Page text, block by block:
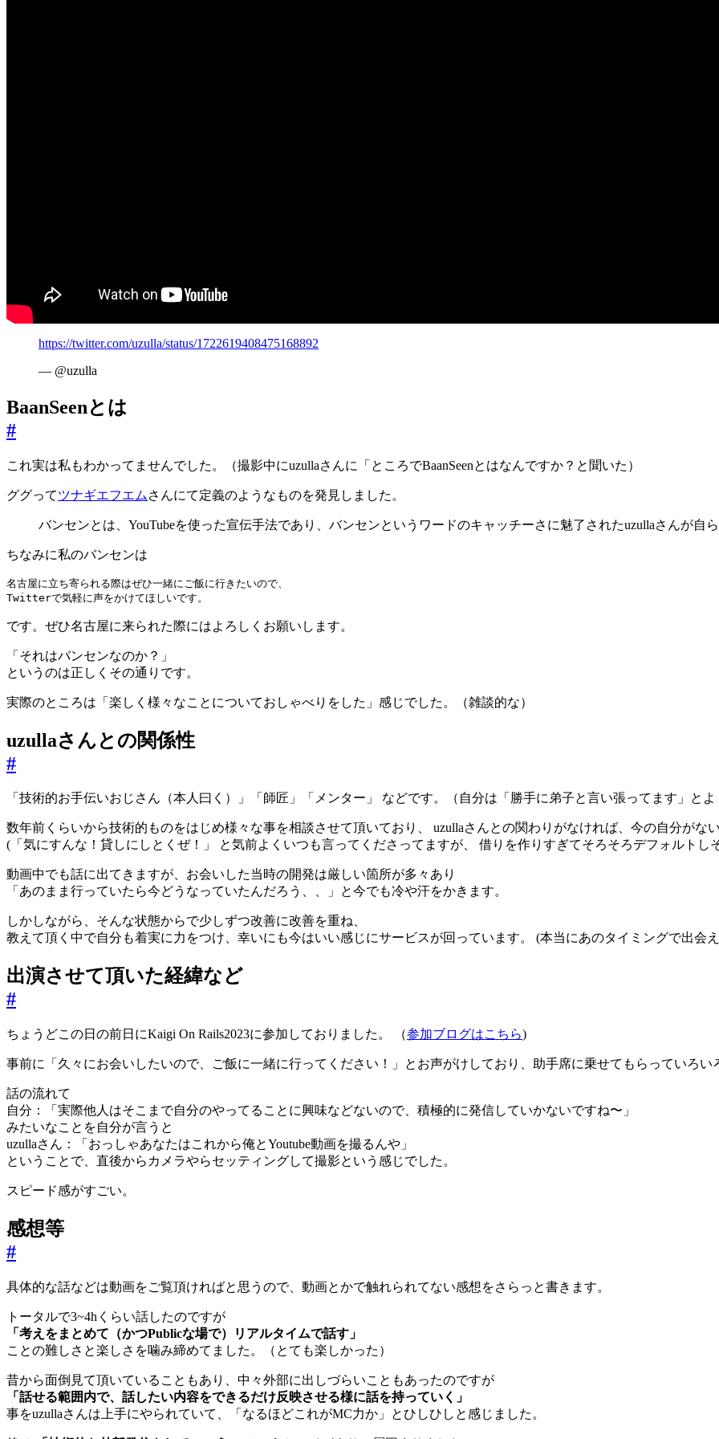
https://twitter.com/uzulla/status/1722619408475168892
— @uzulla
BaanSeenとは
#
これ実は私もわかってませんでした。（撮影中にuzullaさんに「ところでBaanSeenとはなんですか？と聞いた）
ググってツナギエフエム さんにて定義のようなものを発見しました。
バンセンとは、YouTubeを使った宣伝手法であり、バンセンというワードのキャッチーさに魅了されたuzullaさんが自ら
ちなみに私のバンセンは
Twitterで気軽に声をかけてほしいです。
です。ぜひ名古屋に来られた際にはよろしくお願いします。
「それはバンセンなのか？」
というのは正しくその通りです。
実際のところは「楽しく様々なことについておしゃべりをした」感じでした。（雑談的な）
uzullaさんとの関係性
#
「技術的お手伝いおじさん（本人曰く）」「師匠」「メンター」 などです。（自分は「勝手に弟子と言い張ってます」とよ
数年前くらいから技術的ものをはじめ様々な事を相談させて頂いており、 uzullaさんとの関わりがなければ、今の自分がな
(「気にすんな！貸しにしとくぜ！」 と気前よくいつも言ってくださってますが、 借りを作りすぎてそろそろデフォルトし
動画中でも話に出てきますが、お会いした当時の開発は厳しい箇所が多々あり
「あのまま行っていたら今どうなっていたんだろう、、」と今でも冷や汗をかきます。
しかしながら、そんな状態からで少しずつ改善に改善を重ね、
教えて頂く中で自分も着実に力をつけ、幸いにも今はいい感じにサービスが回っています。 (本当にあのタイミングで出会
出演させて頂いた経緯など
#
ちょうどこの日の前日にKaigi On Rails2023に参加しておりました。 （参加ブログはこちら)
事前に「久々にお会いしたいので、ご飯に一緒に行ってください！」とお声がけしており、助手席に乗せてもらっていろい
話の流れて
自分：「実際他人はそこまで自分のやってることに興味などないので、積極的に発信していかないですね〜」
みたいなことを自分が言うと
uzullaさん：「おっしゃあなたはこれから俺とYoutube動画を撮るんや」
ということで、直後からカメラやらセッティングして撮影という感じでした。
スピード感がすごい。
感想等
#
具体的な話などは動画をご覧頂ければと思うので、動画とかで触れられてない感想をさらっと書きます。
トータルで3~4hくらい話したのですが
「考えをまとめて（かつPublicな場で）リアルタイムで話す」
ことの難しさと楽しさを噛み締めてました。（とても楽しかった）
昔から面倒見て頂いていることもあり、中々外部に出しづらいこともあったのですが
「話せる範囲内で、話したい内容をできるだけ反映させる様に話を持っていく」
事をuzullaさんは上手にやられていて、「なるほどこれがMC力か」とひしひしと感じました。